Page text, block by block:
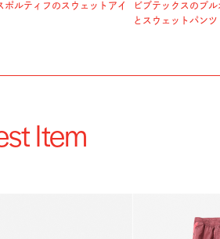
ポルティフのスウェットアイ
ビブテックスのプ
とスウェットパンツ
Item